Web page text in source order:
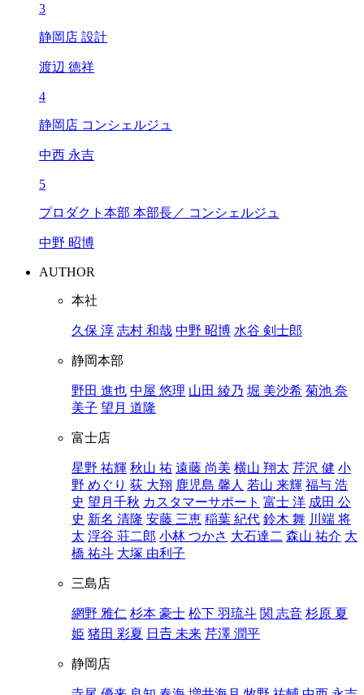
3
静岡店 設計
渡辺 徳祥
4
静岡店 コンシェルジュ
中西 永吉
5
プロダクト本部 本部長／ コンシェルジュ
中野 昭博
AUTHOR
本社
久保 淳 志村 和哉 中野 昭博 水谷 剣士郎
静岡本部
野田 進也 中屋 悠理 山田 綾乃 堀 美沙希 菊池 奈
美子 望月 道隆
富士店
星野 祐輝 秋山 祐 遠藤 尚美 横山 翔太 芹沢 健 小
野 めぐり 荻 大翔 鹿児島 馨人 若山 来輝 福与 浩
史 望月千秋 カスタマーサポート 富士 洋 成田 公
史 新名 清隆 安藤 三恵 稲葉 紀代 鈴木 舞 川端 将
太 浮谷 荘二郎 小林 つかさ 大石達二 森山 祐介 大
橋 祐斗 大塚 由利子
三島店
網野 雅仁 杉本 豪士 松下 羽琉斗 関 志音 杉原 夏
姫 猪田 彩夏 日𠮷 未来 芹澤 潤平
静岡店